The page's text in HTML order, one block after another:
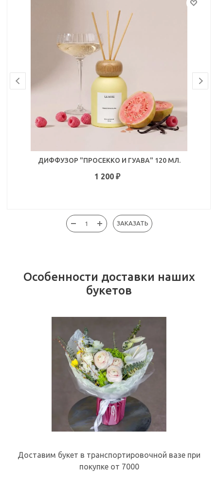
ДИФФУЗОР "ПРОСЕККО И ГУАВА" 120 МЛ.
1 200 ₽
ЗАКАЗАТЬ
Особенности доставки наших
букетов
Доставим букет в транспортировочной вазе при
покупке от 7000